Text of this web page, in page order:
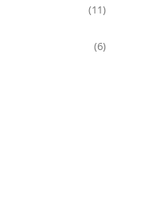
(11)
(6)